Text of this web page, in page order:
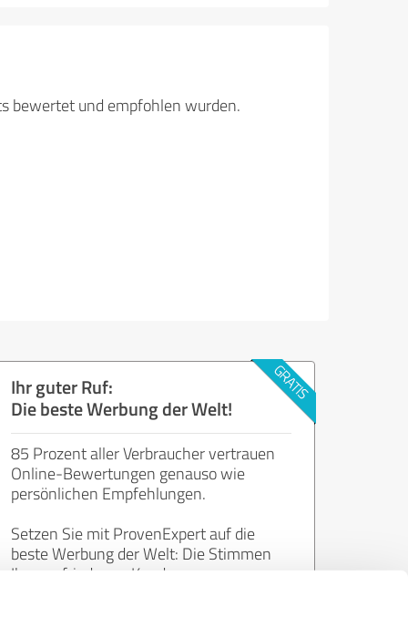
bewertet und empfohlen wurden.
Ihr guter Ruf:
Die beste Werbung der Welt!
85 Prozent aller Verbraucher vertrauen
Online-Bewertungen genauso wie
persönlichen Empfehlungen.
Setzen Sie mit ProvenExpert auf die
beste Werbung der Welt: Die Stimmen
Ihrer zufriedenen Kunden.